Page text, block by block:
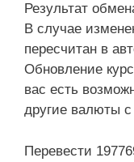
Результат
В случае
пересчитан в
Обновление
вас есть
другие валюты
Перевести